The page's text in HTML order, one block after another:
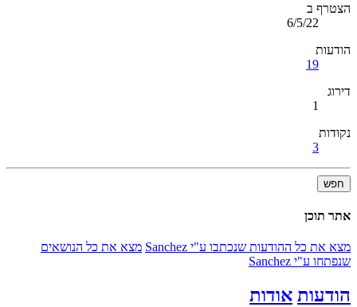
הצטרף ב
6/5/22
הודעות
19
דירוג
1
נקודות
3
חפש
אתר תוכן
מצא את כל ההודעות שנכתבו ע"י Sanchez
מצא את כל הנושאים
שנפתחו ע"י Sanchez
הודעות אודות